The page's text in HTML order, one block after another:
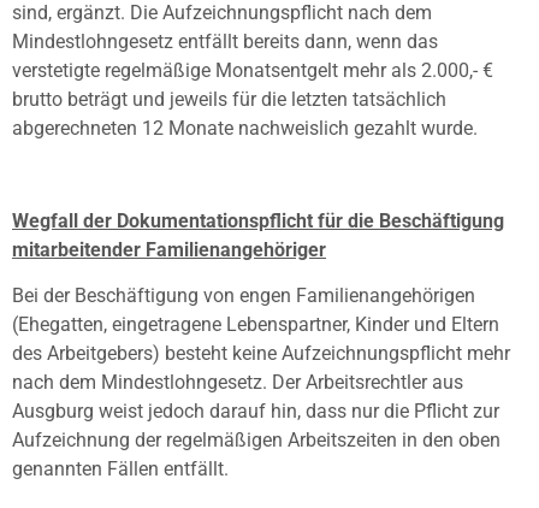
sind, ergänzt. Die Aufzeichnungspflicht nach dem
Mindestlohngesetz entfällt bereits dann, wenn das
verstetigte regelmäßige Monatsentgelt mehr als 2.000,- €
brutto beträgt und jeweils für die letzten tatsächlich
abgerechneten 12 Monate nachweislich gezahlt wurde.
Wegfall der Dokumentationspflicht für die Beschäftigung
mitarbeitender Familienangehöriger
Bei der Beschäftigung von engen Familienangehörigen
(Ehegatten, eingetragene Lebenspartner, Kinder und Eltern
des Arbeitgebers) besteht keine Aufzeichnungspflicht mehr
nach dem Mindestlohngesetz. Der Arbeitsrechtler aus
Ausgburg weist jedoch darauf hin, dass nur die Pflicht zur
Aufzeichnung der regelmäßigen Arbeitszeiten in den oben
genannten Fällen entfällt.